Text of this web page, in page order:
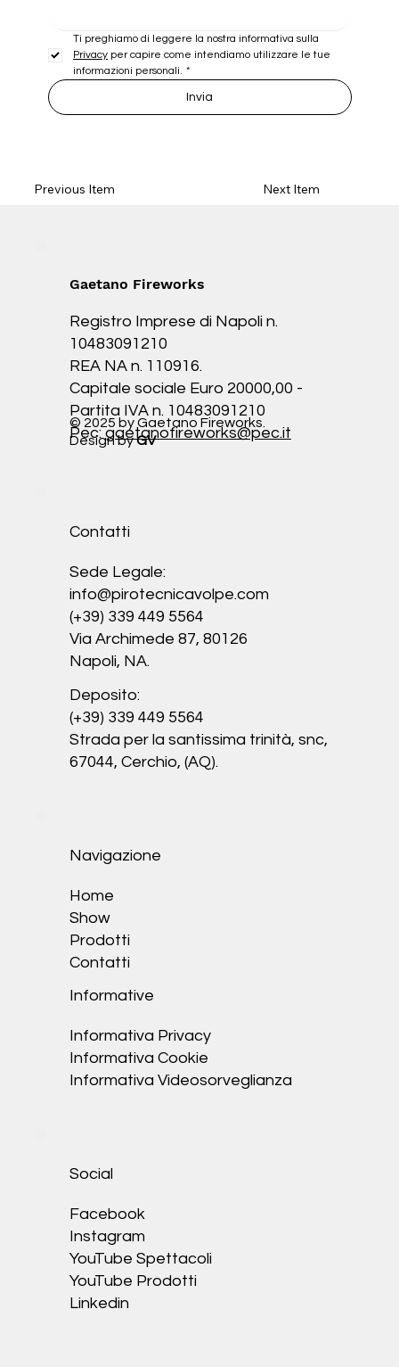
Privacy per capire come intendiamo utilizzare le tue
informazioni personali. *
Invia
Previous Item Next Item
Gaetano Fireworks
Registro Imprese di Napoli n.
10483091210
REA NA n. 110916.
Capitale sociale Euro 20000,00 -
Partita IVA n. 10483091210
Pec: gaetanofireworks@pec.it
© 2025 by Gaetano Fireworks.
Design byGV
Contatti
Sede Legale:
info@pirotecnicavolpe.com
(+39) 339 449 5564
Via Archimede 87, 80126
Napoli, NA.
Deposito:
(+39) 339 449 5564
Strada per la santissima trinità, snc,
67044, Cerchio, (AQ).
Navigazione
Home
Show
Prodotti
Contatti
Informative
Informativa Privacy
Informativa Cookie
Informativa Videosorveglianza
Social
Facebook
Instagram
YouTube Spettacoli
YouTube Prodotti
Linkedin